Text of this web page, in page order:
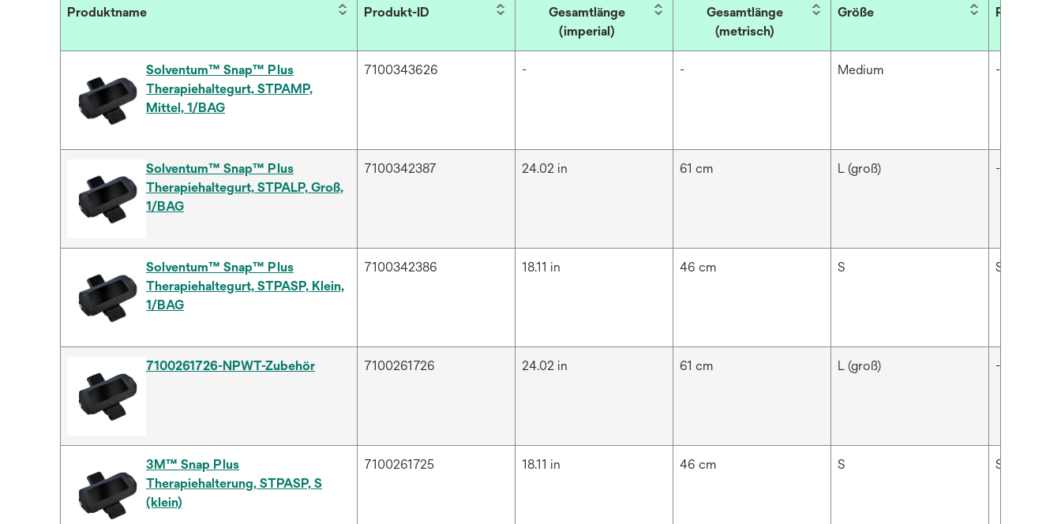
Produktname Produkt-ID
Gesamtlänge
(imperial)
Gesamtlänge
(metrisch)
Größe
Solventum™ Snap™ Plus
Therapiehaltegurt, STPAMP,
Mittel, 1/BAG
7100343626 - - Medium -
Solventum™ Snap™ Plus
Therapiehaltegurt, STPALP, Groß,
1/BAG
7100342387 24.02 in 61 cm L (groß) -
Solventum™ Snap™ Plus
Therapiehaltegurt, STPASP, Klein,
1/BAG
7100342386 18.11 in 46 cm S Schwarz
7100261726-NPWT-Zubehör 7100261726 24.02 in 61 cm L (groß) -
3M™ Snap Plus
Therapiehalterung, STPASP, S
(klein)
7100261725 18.11 in 46 cm S Schwarz